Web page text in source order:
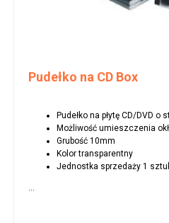
Pudełko na CD Box
Pudełko na płytę CD/DVD o
Możliwość umieszczenia
Grubość 10mm
Kolor transparentny
Jednostka sprzedaży 1